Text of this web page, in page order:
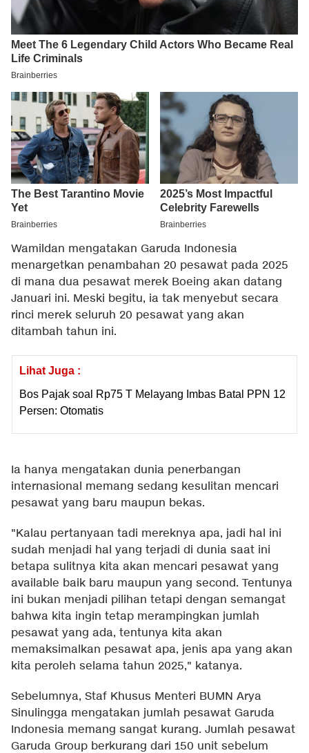
Wamildan mengatakan Garuda Indonesia
menargetkan penambahan 20 pesawat pada 2025
di mana dua pesawat merek Boeing akan datang
Januari ini. Meski begitu, ia tak menyebut secara
rinci merek seluruh 20 pesawat yang akan
ditambah tahun ini.
Lihat Juga :
Bos Pajak soal Rp75 T Melayang Imbas Batal PPN 12
Persen: Otomatis
Ia hanya mengatakan dunia penerbangan
internasional memang sedang kesulitan mencari
pesawat yang baru maupun bekas.
"Kalau pertanyaan tadi mereknya apa, jadi hal ini
sudah menjadi hal yang terjadi di dunia saat ini
betapa sulitnya kita akan mencari pesawat yang
available baik baru maupun yang second. Tentunya
ini bukan menjadi pilihan tetapi dengan semangat
bahwa kita ingin tetap merampingkan jumlah
pesawat yang ada, tentunya kita akan
memaksimalkan pesawat apa, jenis apa yang akan
kita peroleh selama tahun 2025," katanya.
Sebelumnya, Staf Khusus Menteri BUMN Arya
Sinulingga mengatakan jumlah pesawat Garuda
Indonesia memang sangat kurang. Jumlah pesawat
Garuda Group berkurang dari 150 unit sebelum